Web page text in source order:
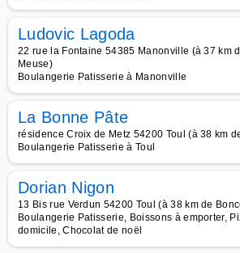
Ludovic Lagoda
22 rue la Fontaine 54385 Manonville (à 37 km
Meuse)
Boulangerie Patisserie à Manonville
La Bonne Pâte
résidence Croix de Metz 54200 Toul (à 38 km
Boulangerie Patisserie à Toul
Dorian Nigon
13 Bis rue Verdun 54200 Toul (à 38 km de
Boulangerie Patisserie, Boissons à emporter,
domicile, Chocolat de noël